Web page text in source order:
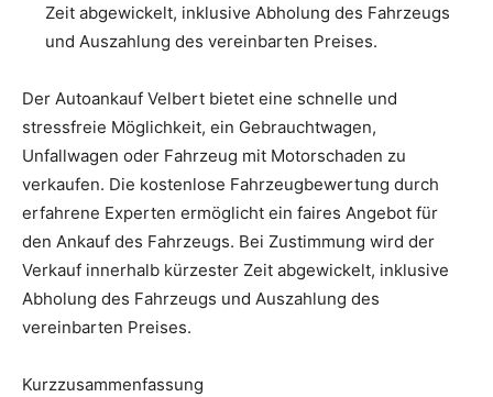
Zeit abgewickelt, inklusive Abholung des Fahrzeugs
und Auszahlung des vereinbarten Preises.
Der Autoankauf Velbert bietet eine schnelle und
stressfreie Möglichkeit, ein Gebrauchtwagen,
Unfallwagen oder Fahrzeug mit Motorschaden zu
verkaufen. Die kostenlose Fahrzeugbewertung durch
erfahrene Experten ermöglicht ein faires Angebot für
den Ankauf des Fahrzeugs. Bei Zustimmung wird der
Verkauf innerhalb kürzester Zeit abgewickelt, inklusive
Abholung des Fahrzeugs und Auszahlung des
vereinbarten Preises.
Kurzzusammenfassung